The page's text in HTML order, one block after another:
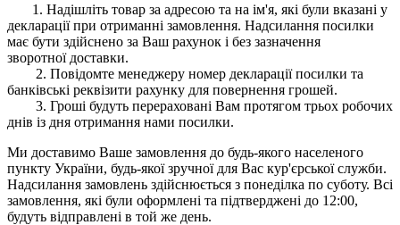
1. Надішліть товар за адресою та на ім'я, які були вказані у
декларації при отриманні замовлення. Надсилання посилки
має бути здійснено за Ваш рахунок і без зазначення
зворотної доставки.
2. Повідомте менеджеру номер декларації посилки та
банківські реквізити рахунку для повернення грошей.
3. Гроші будуть перераховані Вам протягом трьох робочих
днів із дня отримання нами посилки.
Ми доставимо Ваше замовлення до будь-якого населеного
пункту України, будь-якої зручної для Вас кур'єрської служби.
Надсилання замовлень здійснюється з понеділка по суботу. Всі
замовлення, які були оформлені та підтверджені до 12:00,
будуть відправлені в той же день.